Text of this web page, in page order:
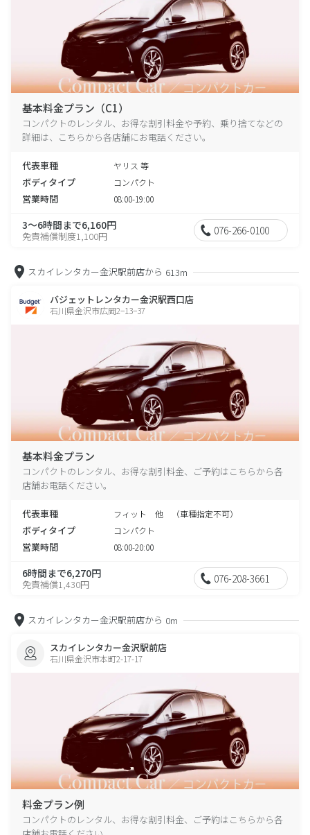
基本料金プラン（C1）
コンパクトのレンタル、お得な割引料金や予約、乗り捨てなどの
詳細は、こちらから各店舗にお電話ください。
代表車種 ヤリス 等
ボディタイプ コンパクト
営業時間 08:00-19:00
3～6時間まで6,160円
免責補償制度1,100円 076-266-0100
スカイレンタカー金沢駅前店から 613m
バジェットレンタカー金沢駅西口店
石川県金沢市広岡2−13−37
基本料金プラン
コンパクトのレンタル、お得な割引料金、ご予約はこちらから各
店舗お電話ください。
代表車種 フィット 他 （車種指定不可）
ボディタイプ コンパクト
営業時間 08:00-20:00
6時間まで6,270円
免責補償1,430円 076-208-3661
スカイレンタカー金沢駅前店から 0m
スカイレンタカー金沢駅前店
石川県金沢市本町2-17-17
料金プラン例
コンパクトのレンタル、お得な割引料金、ご予約はこちらから各